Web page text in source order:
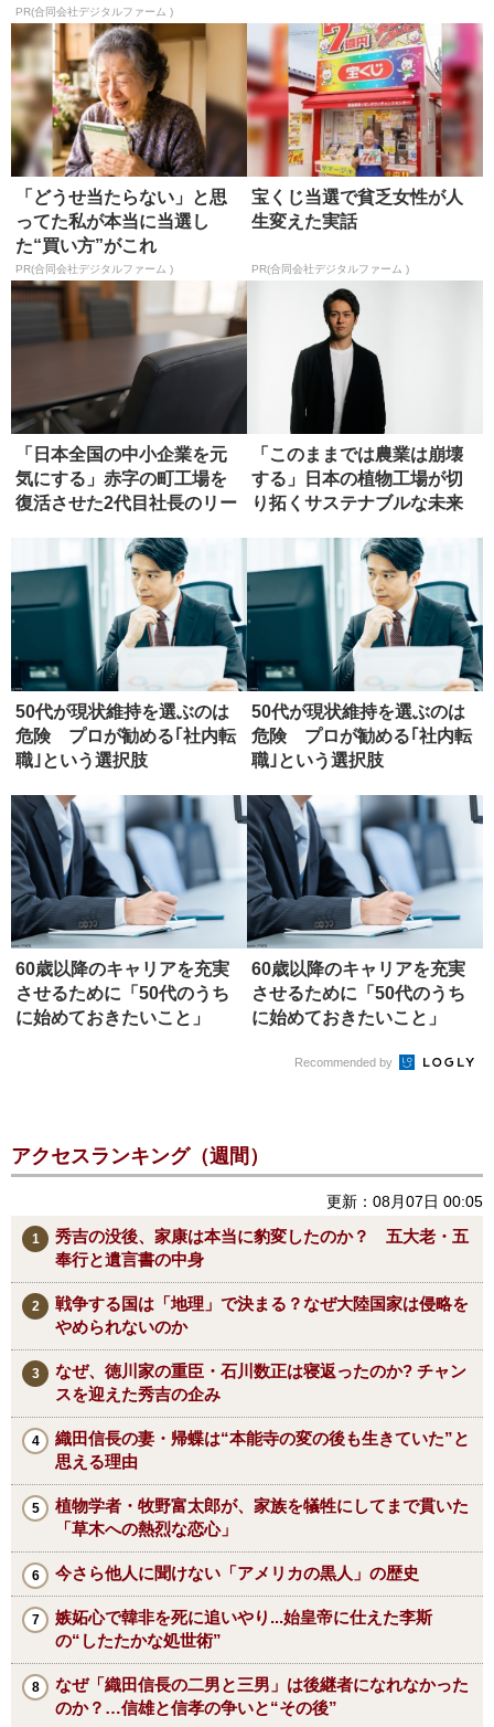
PR(合同会社デジタルファーム )
「どうせ当たらない」と思
ってた私が本当に当選し
た“買い方”がこれ
PR(合同会社デジタルファーム )
宝くじ当選で貧乏女性が人
生変えた実話
PR(合同会社デジタルファーム )
「日本全国の中小企業を元
気にする」赤字の町工場を
復活させた2代目社長のリー
「このままでは農業は崩壊
する」日本の植物工場が切
り拓くサステナブルな未来
50代が現状維持を選ぶのは
危険 プロが勧める｢社内転
職｣という選択肢
50代が現状維持を選ぶのは
危険 プロが勧める｢社内転
職｣という選択肢
60歳以降のキャリアを充実
させるために「50代のうち
に始めておきたいこと」
60歳以降のキャリアを充実
させるために「50代のうち
に始めておきたいこと」
Recommended by
アクセスランキング（週間）
更新：08月07日 00:05
秀吉の没後、家康は本当に豹変したのか？ 五大老・五
奉行と遺言書の中身
戦争する国は「地理」で決まる？なぜ大陸国家は侵略を
やめられないのか
なぜ、徳川家の重臣・石川数正は寝返ったのか? チャン
スを迎えた秀吉の企み
織田信長の妻・帰蝶は“本能寺の変の後も生きていた”と
思える理由
植物学者・牧野富太郎が、家族を犠牲にしてまで貫いた
「草木への熱烈な恋心」
今さら他人に聞けない「アメリカの黒人」の歴史
嫉妬心で韓非を死に追いやり...始皇帝に仕えた李斯
の“したたかな処世術”
なぜ「織田信長の二男と三男」は後継者になれなかった
のか？…信雄と信孝の争いと“その後”